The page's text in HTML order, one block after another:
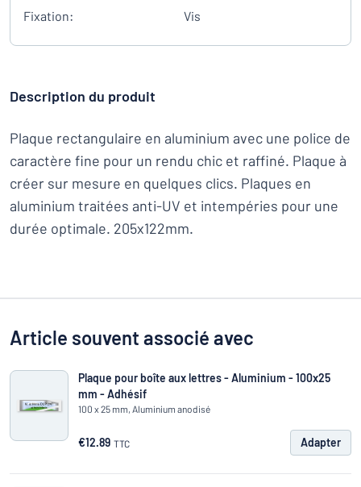
Fixation:
Vis
Description du produit
Plaque rectangulaire en aluminium avec une police de
caractère fine pour un rendu chic et raffiné. Plaque à
créer sur mesure en quelques clics. Plaques en
aluminium traitées anti-UV et intempéries pour une
durée optimale. 205x122mm.
Article souvent associé avec
Plaque pour boîte aux lettres - Aluminium - 100x25
mm - Adhésif
100 x 25 mm, Aluminium anodisé
€12.89 TTC Adapter